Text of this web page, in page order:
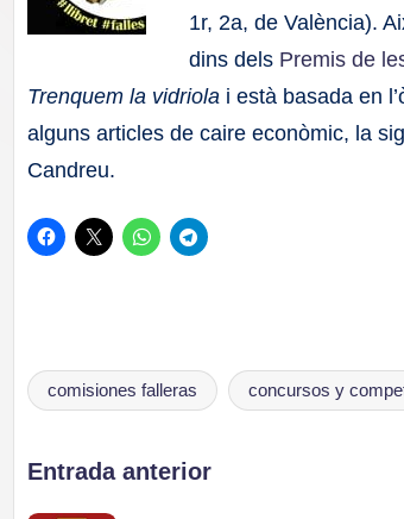
1r, 2a, de València).
dins dels Premis de
Trenquem la vidriola i està basada en
alguns articles de caire econòmic, la
Candreu.
Etiquetas:
comisiones falleras concursos y
Navegación
Entrada anterior